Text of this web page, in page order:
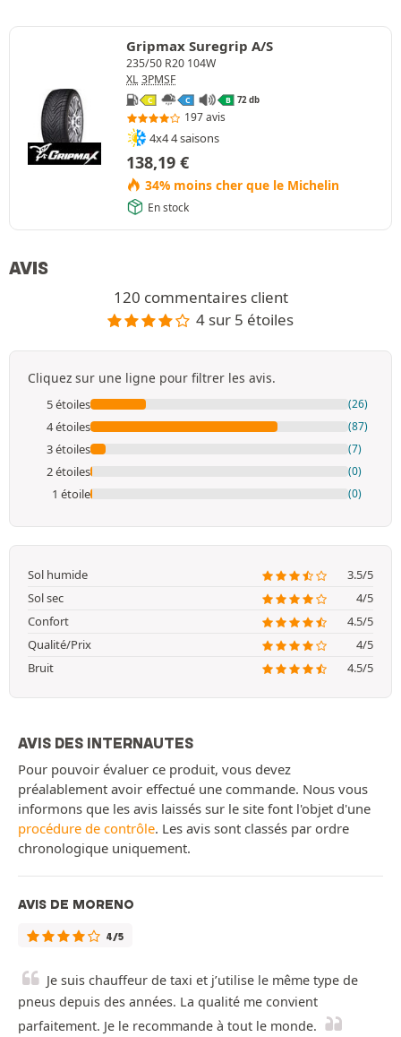
Gripmax Suregrip A/S
235/50 R20 104W
XL 3PMSF
C C B 72 db
197 avis
4x4 4 saisons
138,19 €
34% moins cher que le Michelin
En stock
AVIS
120 commentaires client
4 sur 5 étoiles
Cliquez sur une ligne pour filtrer les avis.
5 étoiles (26)
4 étoiles (87)
3 étoiles (7)
2 étoiles (0)
1 étoile (0)
Sol humide
3.5/5
Sol sec
4/5
Confort
4.5/5
Qualité/Prix
4/5
Bruit
4.5/5
AVIS DES INTERNAUTES
Pour pouvoir évaluer ce produit, vous devez
préalablement avoir effectué une commande. Nous vous
informons que les avis laissés sur le site font l'objet d'une
procédure de contrôle. Les avis sont classés par ordre
chronologique uniquement.
AVIS DE MORENO
4/5
Je suis chauffeur de taxi et j’utilise le même type de
pneus depuis des années. La qualité me convient
parfaitement. Je le recommande à tout le monde.